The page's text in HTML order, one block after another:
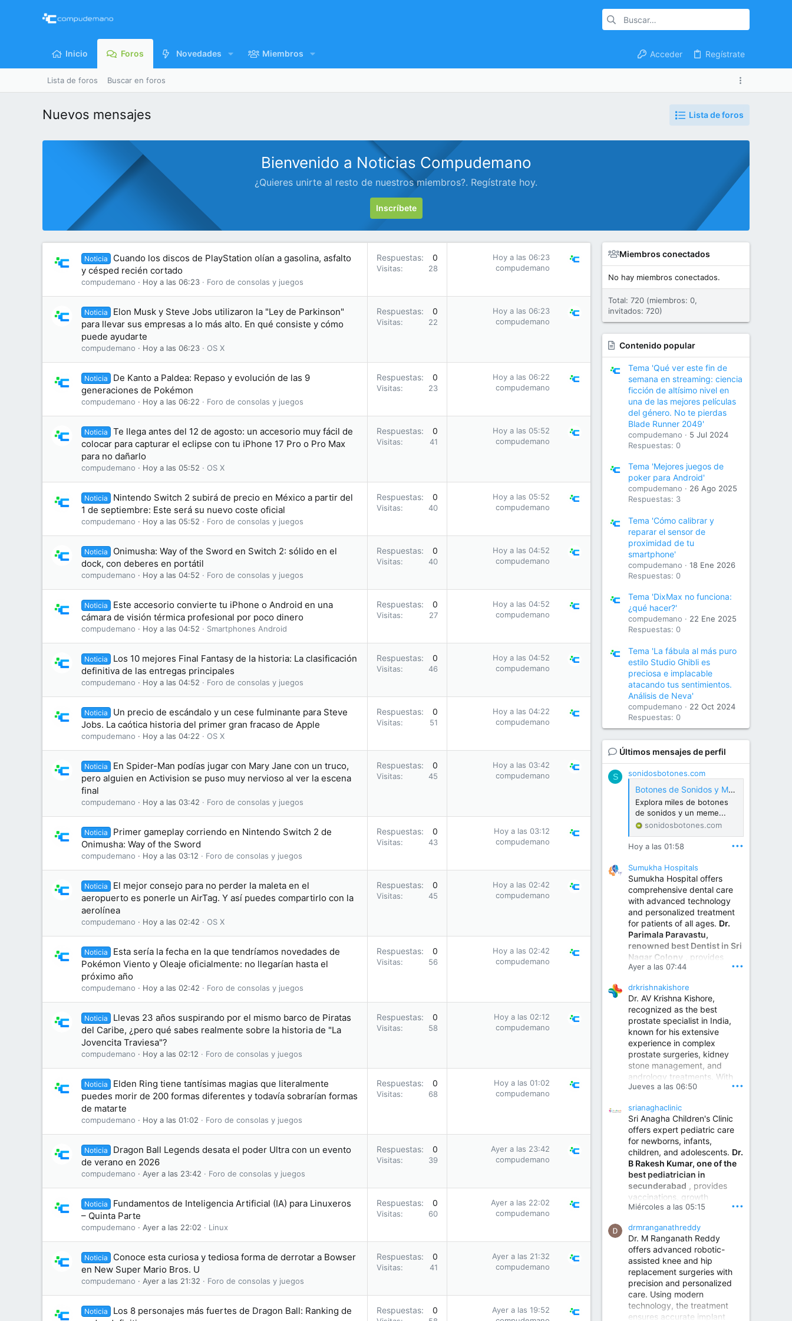
Inicio Foros Novedades Miembros Acceder Regístrate
Lista de foros Buscar en foros
Nuevos mensajes Lista de foros
Bienvenido a Noticias Compudemano
¿Quieres unirte al resto de nuestros miembros?. Regístrate hoy.
Inscríbete
Noticia
Cuando los discos de PlayStation olían a gasolina, asfalto
y césped recién cortado
compudemano Hoy a las 06:23 Foro de consolas y juegos
Respuestas 0
Visitas 28
Hoy a las 06:23
compudemano
Noticia
Elon Musk y Steve Jobs utilizaron la "Ley de Parkinson"
para llevar sus empresas a lo más alto. En qué consiste y cómo
puede ayudarte
compudemano Hoy a las 06:23 OS X
Respuestas 0
Visitas 22
Hoy a las 06:23
compudemano
Noticia
De Kanto a Paldea: Repaso y evolución de las 9
generaciones de Pokémon
compudemano Hoy a las 06:22 Foro de consolas y juegos
Respuestas 0
Visitas 23
Hoy a las 06:22
compudemano
Noticia
Te llega antes del 12 de agosto: un accesorio muy fácil de
colocar para capturar el eclipse con tu iPhone 17 Pro o Pro Max
para no dañarlo
compudemano Hoy a las 05:52 OS X
Respuestas 0
Visitas 41
Hoy a las 05:52
compudemano
Noticia
Nintendo Switch 2 subirá de precio en México a partir del
1 de septiembre: Este será su nuevo coste oficial
compudemano Hoy a las 05:52 Foro de consolas y juegos
Respuestas 0
Visitas 40
Hoy a las 05:52
compudemano
Noticia
Onimusha: Way of the Sword en Switch 2: sólido en el
dock, con deberes en portátil
compudemano Hoy a las 04:52 Foro de consolas y juegos
Respuestas 0
Visitas 40
Hoy a las 04:52
compudemano
Noticia
Este accesorio convierte tu iPhone o Android en una
cámara de visión térmica profesional por poco dinero
compudemano Hoy a las 04:52 Smartphones Android
Respuestas 0
Visitas 27
Hoy a las 04:52
compudemano
Noticia
Los 10 mejores Final Fantasy de la historia: La clasificación
definitiva de las entregas principales
compudemano Hoy a las 04:52 Foro de consolas y juegos
Respuestas 0
Visitas 46
Hoy a las 04:52
compudemano
Noticia
Un precio de escándalo y un cese fulminante para Steve
Jobs. La caótica historia del primer gran fracaso de Apple
compudemano Hoy a las 04:22 OS X
Respuestas 0
Visitas 51
Hoy a las 04:22
compudemano
Noticia
En Spider-Man podías jugar con Mary Jane con un truco,
pero alguien en Activision se puso muy nervioso al ver la escena
final
compudemano Hoy a las 03:42 Foro de consolas y juegos
Respuestas 0
Visitas 45
Hoy a las 03:42
compudemano
Noticia
Primer gameplay corriendo en Nintendo Switch 2 de
Onimusha: Way of the Sword
compudemano Hoy a las 03:12 Foro de consolas y juegos
Respuestas 0
Visitas 43
Hoy a las 03:12
compudemano
Noticia
El mejor consejo para no perder la maleta en el
aeropuerto es ponerle un AirTag. Y así puedes compartirlo con la
aerolínea
compudemano Hoy a las 02:42 OS X
Respuestas 0
Visitas 45
Hoy a las 02:42
compudemano
Noticia
Esta sería la fecha en la que tendríamos novedades de
Pokémon Viento y Oleaje oficialmente: no llegarían hasta el
próximo año
compudemano Hoy a las 02:42 Foro de consolas y juegos
Respuestas 0
Visitas 56
Hoy a las 02:42
compudemano
Noticia
Llevas 23 años suspirando por el mismo barco de Piratas
del Caribe, ¿pero qué sabes realmente sobre la historia de "La
Jovencita Traviesa"?
compudemano Hoy a las 02:12 Foro de consolas y juegos
Respuestas 0
Visitas 58
Hoy a las 02:12
compudemano
Noticia
Elden Ring tiene tantísimas magias que literalmente
puedes morir de 200 formas diferentes y todavía sobrarían formas
de matarte
compudemano Hoy a las 01:02 Foro de consolas y juegos
Respuestas 0
Visitas 68
Hoy a las 01:02
compudemano
Noticia
Dragon Ball Legends desata el poder Ultra con un evento
de verano en 2026
compudemano Ayer a las 23:42 Foro de consolas y juegos
Respuestas 0
Visitas 39
Ayer a las 23:42
compudemano
Noticia
Fundamentos de Inteligencia Artificial (IA) para Linuxeros
– Quinta Parte
compudemano Ayer a las 22:02 Linux
Respuestas 0
Visitas 60
Ayer a las 22:02
compudemano
Noticia
Conoce esta curiosa y tediosa forma de derrotar a Bowser
en New Super Mario Bros. U
compudemano Ayer a las 21:32 Foro de consolas y juegos
Respuestas 0
Visitas 41
Ayer a las 21:32
compudemano
Noticia
Los 8 personajes más fuertes de Dragon Ball: Ranking de
Respuestas 0
Ayer a las 19:52
Miembros conectados
No hay miembros conectados.
Total: 720 (miembros: 0,
invitados: 720)
Contenido popular
Tema 'Qué ver este fin de
semana en streaming: ciencia
ficción de altísimo nivel en
una de las mejores películas
del género. No te pierdas
Blade Runner 2049'
compudemano
5 Jul 2024
Respuestas: 0
Tema 'Mejores juegos de
poker para Android'
compudemano
26 Ago 2025
Respuestas: 3
Tema 'Cómo calibrar y
reparar el sensor de
proximidad de tu
smartphone'
compudemano
18 Ene 2026
Respuestas: 0
Tema 'DixMax no funciona:
¿qué hacer?'
compudemano
22 Ene 2025
Respuestas: 0
Tema 'La fábula al más puro
estilo Studio Ghibli es
preciosa e implacable
atacando tus sentimientos.
Análisis de Neva'
compudemano
22 Oct 2024
Respuestas: 0
Últimos mensajes de perfil
S sonidosbotones.com
Botones de Sonidos y Meme Soundboard Gratis
Explora miles de botones
de sonidos y un meme...
sonidosbotones.com
Hoy a las 01:58 •••
Sumukha Hospitals
Sumukha Hospital offers
comprehensive dental care
with advanced technology
and personalized treatment
for patients of all ages. Dr.
Parimala Paravastu,
renowned best Dentist in Sri
Nagar Colony , provides
expert care for tooth pain,
treatment, dental implants,
smile designing, cosmetic
dentistry.
Sumukha Hospital | Ear, Nose & Throat, Dental & Maxillofacial Surgery Center
www.sumukhahospitals.co
m
Ayer a las 07:44 •••
drkrishnakishore
Dr. AV Krishna Kishore,
recognized as the best
prostate specialist in India,
known for his extensive
experience in complex
prostate surgeries, kidney
stone management, and
andrology treatments. With
years of surgical practice and
invasive and robotic
techniques.
Best Urologist in Vijayawada | Urology Specialist in Vijayawada
Dr. A. V. Krishna Kishore,
the Best Urologist...
www.drkrishnakishore.com
Jueves a las 06:50 •••
srianaghaclinic
Sri Anagha Children's Clinic
offers expert pediatric care
for newborns, infants,
children, and adolescents. Dr.
B Rakesh Kumar, one of the
best pediatrician in
secunderabad , provides
vaccinations, growth
monitoring, newborn care,
illnesses, nutrition guidance,
and preventive healthcare in
a child-friendly environment.
Children Hospital in Secunderabad | Best Pediatrician in Hyderabad | Neonatologist in Medchal
Our pediatrician and
Neonatologist team at...
Miércoles a las 05:15 •••
drmranganathreddy
Dr. M Ranganath Reddy
offers advanced robotic-
assisted knee and hip
replacement surgeries with
precision and personalized
care. Using modern
technology, the treatment
ensures accurate implant